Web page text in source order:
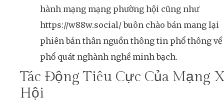
hành mạng mạng phường hội cũng như
https://w88w.social/ buôn chào bán mang lại
phiên bản thân nguồn thông tin phổ thông về
phổ quát nghành nghề minh bạch.
Tác Động Tiêu Cực Của Mạng
Hội